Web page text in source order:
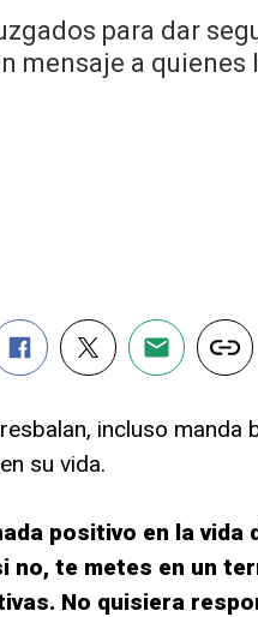
para dar
mensaje a quienes
incluso manda
su vida.
positivo en la vida
no, te metes en un
No quisiera